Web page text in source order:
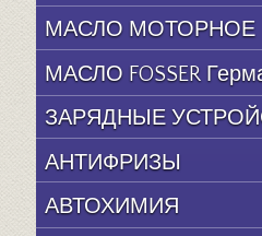
МАСЛО МОТОРНОЕ
МАСЛО FOSSER
ЗАРЯДНЫЕ
АНТИФРИЗЫ
АВТОХИМИЯ